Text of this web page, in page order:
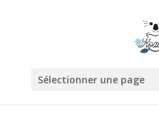
Sélectionner une page